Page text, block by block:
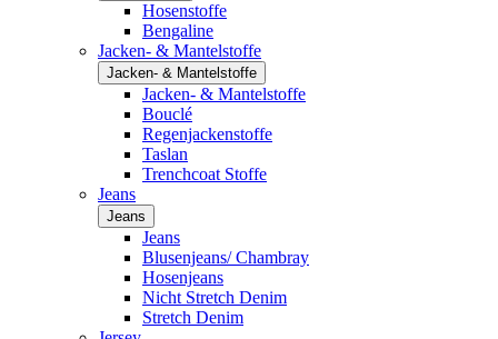
Hosenstoffe
Bengaline
Jacken- & Mantelstoffe
Jacken- & Mantelstoffe
Jacken- & Mantelstoffe
Bouclé
Regenjackenstoffe
Taslan
Trenchcoat Stoffe
Jeans
Jeans
Jeans
Blusenjeans/ Chambray
Hosenjeans
Nicht Stretch Denim
Stretch Denim